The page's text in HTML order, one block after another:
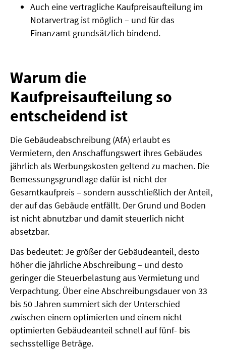
Auch eine vertragliche Kaufpreisaufteilung im
Notarvertrag ist möglich – und für das
Finanzamt grundsätzlich bindend.
Warum die
Kaufpreisaufteilung so
entscheidend ist
Die Gebäudeabschreibung (AfA) erlaubt es
Vermietern, den Anschaffungswert ihres Gebäudes
jährlich als Werbungskosten geltend zu machen. Die
Bemessungsgrundlage dafür ist nicht der
Gesamtkaufpreis – sondern ausschließlich der Anteil,
der auf das Gebäude entfällt. Der Grund und Boden
ist nicht abnutzbar und damit steuerlich nicht
absetzbar.
Das bedeutet: Je größer der Gebäudeanteil, desto
höher die jährliche Abschreibung – und desto
geringer die Steuerbelastung aus Vermietung und
Verpachtung. Über eine Abschreibungsdauer von 33
bis 50 Jahren summiert sich der Unterschied
zwischen einem optimierten und einem nicht
optimierten Gebäudeanteil schnell auf fünf- bis
sechsstellige Beträge.